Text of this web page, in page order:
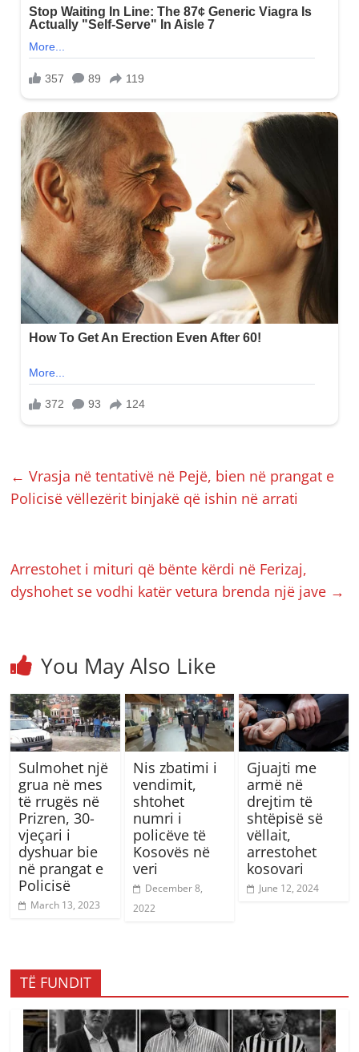
← Vrasja në tentativë në Pejë, bien në prangat e
Policisë vëllezërit binjakë që ishin në arrati
Arrestohet i mituri që bënte kërdi në Ferizaj,
dyshohet se vodhi katër vetura brenda një jave →
You May Also Like
Sulmohet një
grua në mes
të rrugës në
Prizren, 30-
vjeçari i
dyshuar bie
në prangat e
Policisë
March 13, 2023
Nis zbatimi i
vendimit,
shtohet
numri i
policëve të
Kosovës në
veri
December 8,
2022
Gjuajti me
armë në
drejtim të
shtëpisë së
vëllait,
arrestohet
kosovari
June 12, 2024
TË FUNDIT